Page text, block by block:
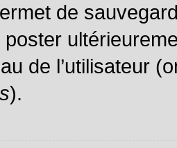
de
poster
de l’utilisateur
).